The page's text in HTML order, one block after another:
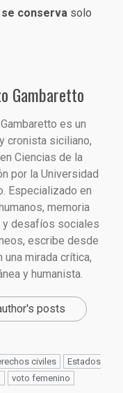
conserva solo
Gambaretto
es un
cronista siciliano,
Ciencias de la
por la Universidad
Especializado en
memoria
y desafíos sociales
escribe desde
una mirada crítica,
y humanista.
posts
civiles
Estados
voto femenino